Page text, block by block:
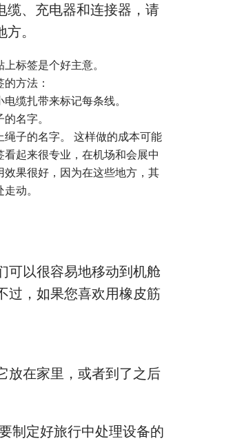
缆、充电器和连接器，请
。
标签是个好主意。
方法：
缆扎带来标记每条线。
名字。
子的名字。 这样做的成本可能
起来很专业，在机场和会展中
果很好，因为在这些地方，其
动。
可以很容易地移动到机舱
过，如果您喜欢用橡皮筋
放在家里，或者到了之后
制定好旅行中处理设备的